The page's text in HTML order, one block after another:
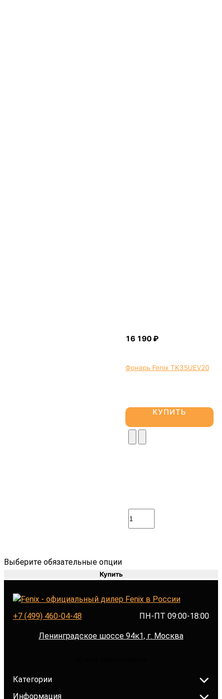
Фонарь Fenix TK35UEV20
КУПИТЬ
Выберите обязательные опции
Купить
+7 (499) 460-04-48 ПН-ПТ 09:00-18:00
Ленинградское шоссе 94к1, г. Москва
Категории
Информация